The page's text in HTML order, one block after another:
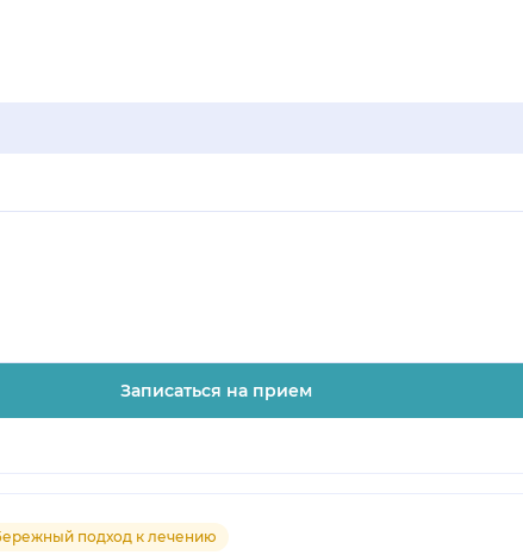
Записаться на прием
подход к лечению